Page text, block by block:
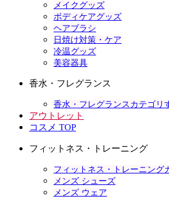
メイクグッズ
ボディケアグッズ
ヘアブラシ
日焼け対策・ケア
冷温グッズ
美容器具
香水・フレグランス
香水・フレグランスカテゴリ
アウトレット
コスメ TOP
フィットネス・トレーニング
フィットネス・トレーニング
メンズ シューズ
メンズ ウェア